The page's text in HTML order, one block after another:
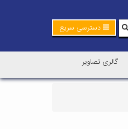
دسترسی سریع
گالری تصاویر